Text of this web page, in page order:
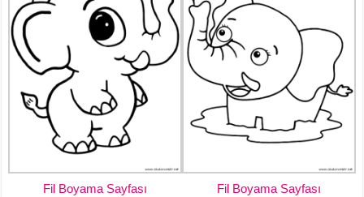
Fil Boyama Sayfası Fil Boyama Sayfası